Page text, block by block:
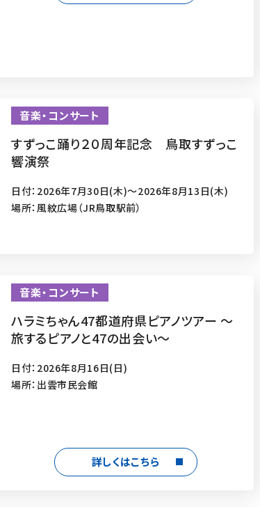
音楽・コンサート
すずっこ踊り２０周年記念 鳥取すずっこ
響演祭
日付：2026年7月30日(木)～2026年8月13日(木)
場所：風紋広場（JR鳥取駅前）
音楽・コンサート
ハラミちゃん47都道府県ピアノツアー 〜
旅するピアノと47の出会い〜
日付：2026年8月16日(日)
場所：出雲市民会館
詳しくはこちら